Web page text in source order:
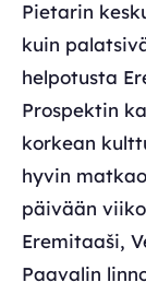
Pietarin
kuin
helpotusta
Prospektin
korkean
hyvin
päivään
Eremitaaši,
Paavalin